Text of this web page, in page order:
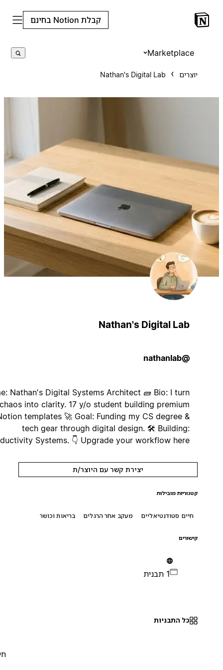
קבלת Notion בחינם
Marketplace
Nathan's Digital Lab
Nathan's Digital Lab
Name: Nathan's Digital Systems Architect 🧱 Bio: I turn
chaos into clarity. 17 y/o student building premium
Notion templates 🚀 Goal: Funding my CS degree &
tech gear through digital design. 🛠️ Building:
Productivity Systems. 👇 Upgrade your workflow here:
יצירת קשר עם היוצר/ת
קטגוריות מובילות
חיים סטודנטיאליים מעקב אחר הרגלים בריאות וכושר
כל התבניות
0